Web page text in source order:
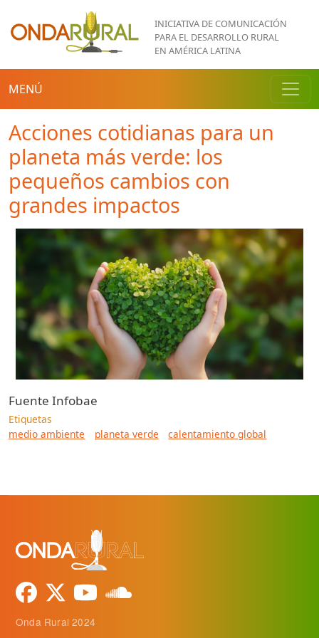
Pasar al contenido principal
INICIATIVA DE COMUNICACIÓN
PARA EL DESARROLLO RURAL
EN AMÉRICA LATINA
MENÚ
Acciones cotidianas para un
planeta más verde: los
pequeños cambios con
grandes impactos
Fuente Infobae
Etiquetas
medio ambiente
planeta verde calentamiento global
Onda Rural 2024